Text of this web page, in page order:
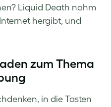
Liquid Death nahm
hergibt, und
zum Thema
in die Tasten